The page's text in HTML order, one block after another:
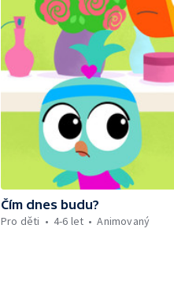
Čím dnes budu?
Pro děti
4-6 let Animovaný